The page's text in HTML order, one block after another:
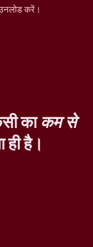
करें।
काकम से
ही है।